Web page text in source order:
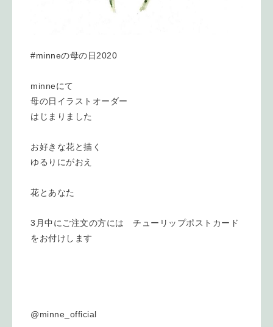
#minneの母の日2020
minneにて
母の日イラストオーダー
はじまりました
お好きな花と描く
ゆるりにがおえ
花とあなた
3月中にご注文の方には チューリップポストカード
をお付けします
@minne_official